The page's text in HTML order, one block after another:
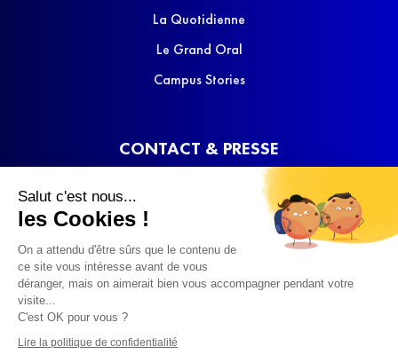
Salut c'est nous...
les Cookies !
On a attendu d'être sûrs que le contenu de
ce site vous intéresse avant de vous
déranger, mais on aimerait bien vous accompagner pendant votre
visite...
C'est OK pour vous ?
Lire la politique de confidentialité
La Quotidienne
Le Grand Oral
Campus Stories
CONTACT & PRESSE